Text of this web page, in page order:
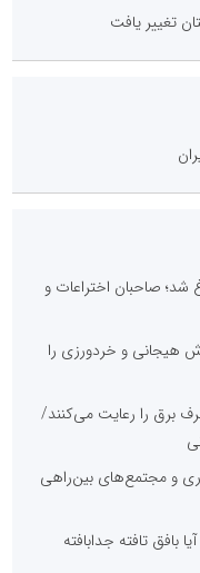
تغییر یافت
شد؛ صاحبان اختراعات و
هیجانی و خردورزی را
برق را رعایت می‌کنند/
اداری و مجتمع‌های بین‌راهی
بافق تافته جدابافته